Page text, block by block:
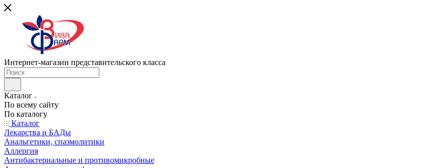
Интернет-магазин представительского класса
Каталог
По всему сайту
По каталогу
Каталог
Лекарства и БАДы
Анальгетики, спазмолитики
Аллергия
Антибактериальные и противомикробные